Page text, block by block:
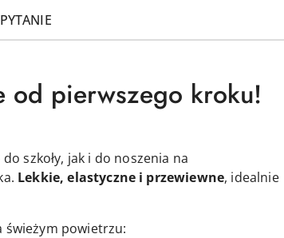
od pierwszego kroku!
szkoły, jak i do noszenia na
Lekkie, elastyczne i przewiewne, idealnie
świeżym powietrzu: